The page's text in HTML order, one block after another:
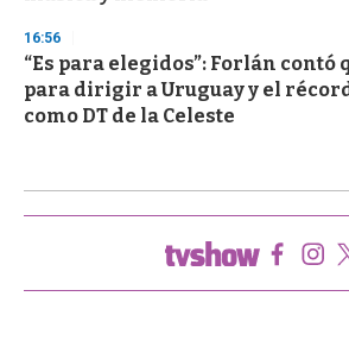
16:56
“Es para elegidos”: Forlán contó
para dirigir a Uruguay y el
como DT de la Celeste